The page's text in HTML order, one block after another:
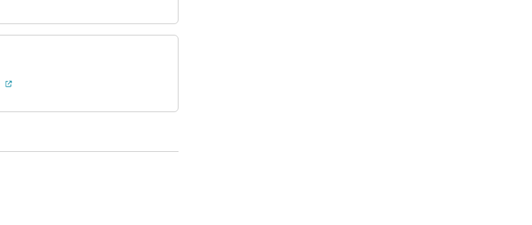
(ouverture dans un nouvel onglet)